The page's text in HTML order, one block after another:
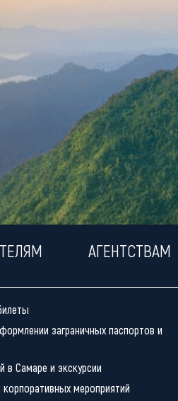
АГЕНТСТВАМ
заграничных паспортов и
в Самаре и экскурсии
корпоративных мероприятий